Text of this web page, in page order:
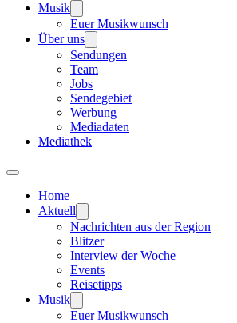
Musik
Euer Musikwunsch
Über uns
Sendungen
Team
Jobs
Sendegebiet
Werbung
Mediadaten
Mediathek
Home
Aktuell
Nachrichten aus der Region
Blitzer
Interview der Woche
Events
Reisetipps
Musik
Euer Musikwunsch